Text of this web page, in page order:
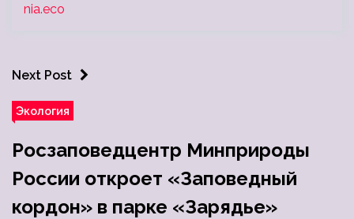
nia.eco
Next Post
Экология
Росзаповедцентр Минприроды
России откроет «Заповедный
кордон» в парке «Зарядье»